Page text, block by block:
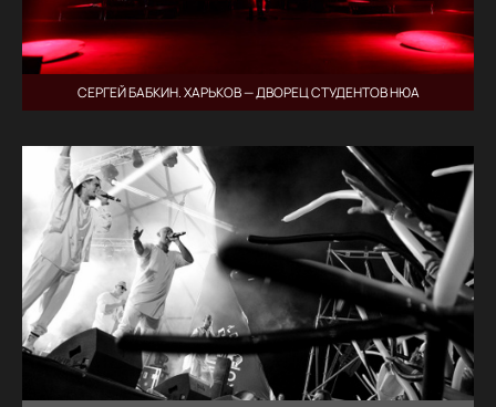
СЕРГЕЙ БАБКИН. ХАРЬКОВ — ДВОРЕЦ СТУДЕНТОВ НЮА